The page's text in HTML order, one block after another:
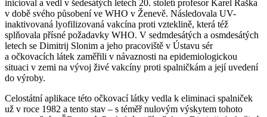
inicioval a vedl v šedesátých letech 20. století profesor Karel Raška
v době svého působení ve WHO v Ženevě. Následovala UV-
inaktivovaná lyofilizovaná vakcína proti vzteklině, která též
splňovala přísné požadavky WHO. V sedmdesátých a osmdesátých
letech se Dimitrij Slonim a jeho pracoviště v Ústavu sér
a očkovacích látek zaměřili v návaznosti na epidemiologickou
situaci v zemi na vývoj živé vakcíny proti spalničkám a její uvedení
do výroby.
Celostátní aplikace této očkovací látky vedla k eliminaci spalniček
už v roce 1982 a tento stav – s téměř nulovým výskytem tohoto